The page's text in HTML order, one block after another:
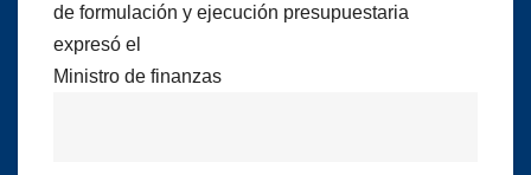
de formulación y ejecución presupuestaria
expresó el
Ministro de finanzas